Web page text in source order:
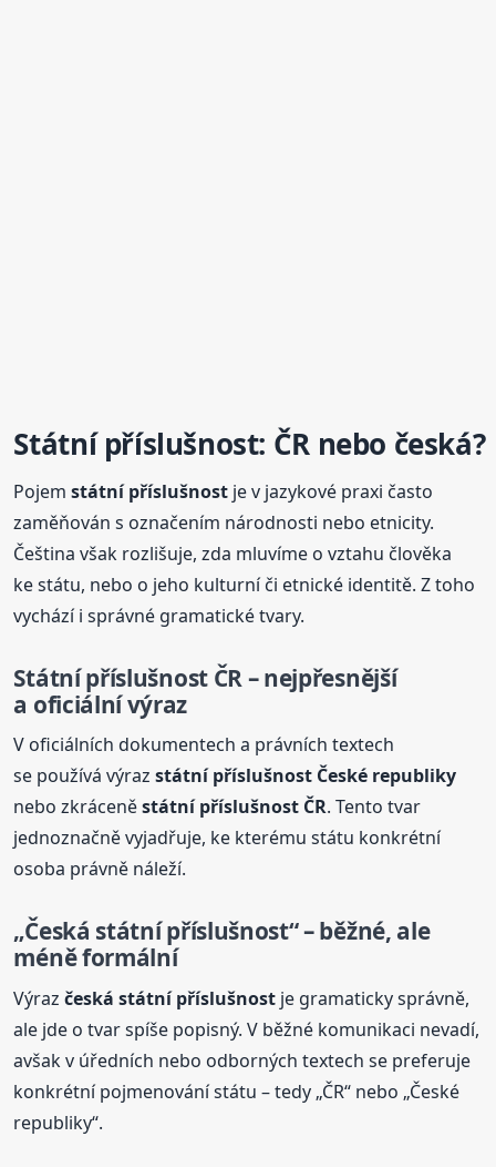
Státní příslušnost: ČR nebo česká?
Pojemstátní příslušnost je v jazykové praxi často
zaměňován s označením národnosti nebo etnicity.
Čeština však rozlišuje, zda mluvíme o vztahu člověka
ke státu, nebo o jeho kulturní či etnické identitě. Z toho
vychází i správné gramatické tvary.
StátnípříslušnostČR – nejpřesnější
a oficiální výraz
V oficiálních dokumentech a právních textech
se používá výrazstátní příslušnost České republiky
nebo zkráceněstátní příslušnost ČR. Tento tvar
jednoznačně vyjadřuje, ke kterému státu konkrétní
osoba právně náleží.
„Česká státnípříslušnost“ – běžné, ale
méně formální
Výrazčeskástátní příslušnost je gramaticky správně,
ale jde o tvar spíše popisný. V běžné komunikaci nevadí,
avšak v úředních nebo odborných textech se preferuje
konkrétní pojmenování státu – tedy „ČR“ nebo „České
republiky“.